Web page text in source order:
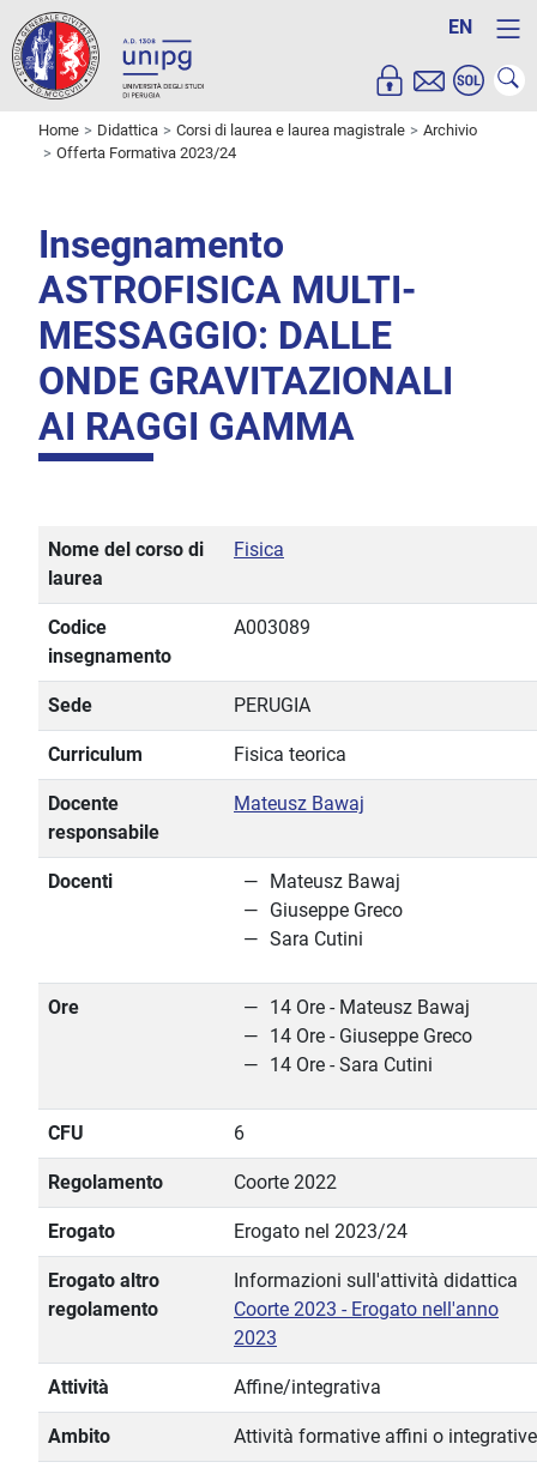
EN
Home Didattica Corsi di laurea e laurea magistrale
Archivio
Offerta Formativa 2023/24
Insegnamento
ASTROFISICA MULTI-
MESSAGGIO: DALLE
ONDE GRAVITAZIONALI
AI RAGGI GAMMA
Nome del corso di
laurea
Fisica
Codice
insegnamento
A003089
Sede PERUGIA
Curriculum Fisica teorica
Docente
responsabile
Mateusz Bawaj
Docenti
Mateusz Bawaj
Giuseppe Greco
Sara Cutini
Ore
14 Ore - Mateusz Bawaj
14 Ore - Giuseppe Greco
14 Ore - Sara Cutini
CFU 6
Regolamento Coorte 2022
Erogato Erogato nel 2023/24
Erogato altro
regolamento
Informazioni sull'attività didattica
Coorte 2023 - Erogato nell'anno
2023
Attività Affine/integrativa
Ambito Attività formative affini o integrative